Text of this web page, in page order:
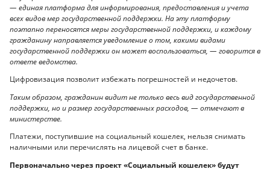
— единая платформа для информирования, предоставления и учета
всех видов мер государственной поддержки. На эту платформу
поэтапно переносятся меры государственной поддержки, и каждому
гражданину направляется уведомление о том, какими видами
государственной поддержки он может воспользоваться, — говорится в
ответе ведомства.
Цифровизация позволит избежать погрешностей и недочетов.
Таким образом, гражданин видит не только весь вид государственной
поддержки, но и размер государственных расходов, — отмечают в
министерстве.
Платежи, поступившие на социальный кошелек, нельзя снимать
наличными или перечислять на лицевой счет в банке.
Первоначально через проект «Социальный кошелек» будут